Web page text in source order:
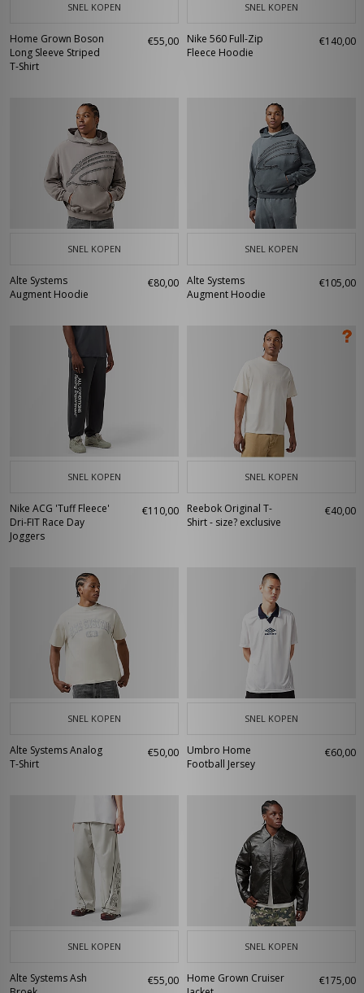
SNEL KOPEN
Home Grown Boson
Long Sleeve Striped
T-Shirt
€55,00
SNEL KOPEN
Nike 560 Full-Zip
Fleece Hoodie
€140,00
SNEL KOPEN
Alte Systems
Augment Hoodie
€80,00
SNEL KOPEN
Alte Systems
Augment Hoodie
€105,00
SNEL KOPEN
Nike ACG 'Tuff Fleece'
Dri-FIT Race Day
Joggers
€110,00
SNEL KOPEN
Reebok Original T-
Shirt - size? exclusive
€40,00
SNEL KOPEN
Alte Systems Analog
T-Shirt
€50,00
SNEL KOPEN
Umbro Home
Football Jersey
€60,00
SNEL KOPEN
Alte Systems Ash
€55,00
SNEL KOPEN
Home Grown Cruiser
€175,00